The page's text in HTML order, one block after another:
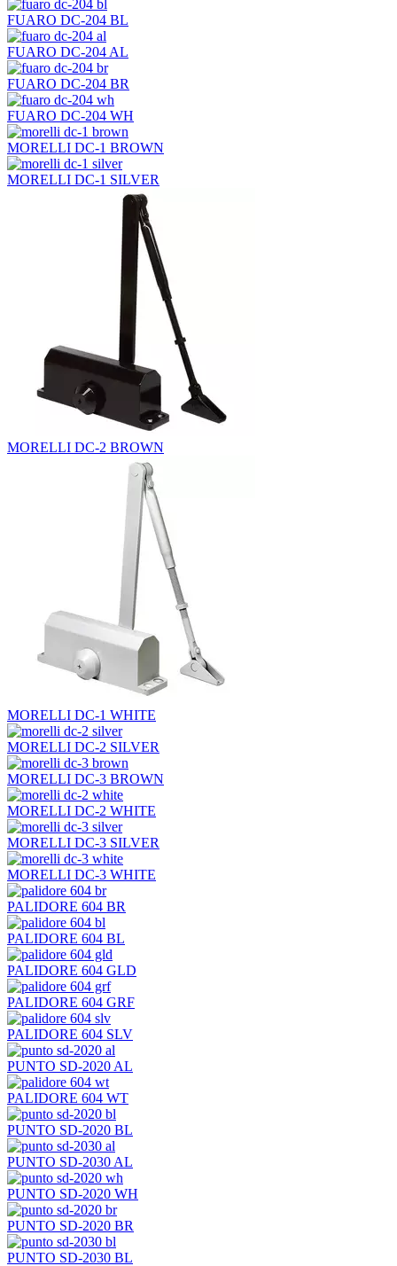
FUARO DC-204 BL
FUARO DC-204 AL
FUARO DC-204 BR
FUARO DC-204 WH
MORELLI DC-1 BROWN
MORELLI DC-1 SILVER
MORELLI DC-2 BROWN
MORELLI DC-1 WHITE
MORELLI DC-2 SILVER
MORELLI DC-3 BROWN
MORELLI DC-2 WHITE
MORELLI DC-3 SILVER
MORELLI DC-3 WHITE
PALIDORE 604 BR
PALIDORE 604 BL
PALIDORE 604 GLD
PALIDORE 604 GRF
PALIDORE 604 SLV
PUNTO SD-2020 AL
PALIDORE 604 WT
PUNTO SD-2020 BL
PUNTO SD-2030 AL
PUNTO SD-2020 WH
PUNTO SD-2020 BR
PUNTO SD-2030 BL